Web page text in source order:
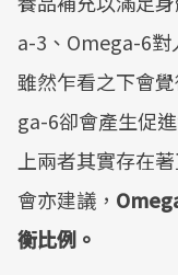
a-3、Omega-6對
雖然乍看之下會
ga-6卻會產生促
上兩者其實存在
會亦建議，
衡比例。